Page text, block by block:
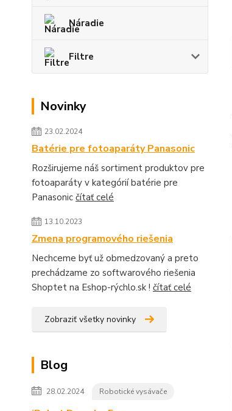
Náradie
Filtre
Novinky
23.02.2024
Batérie pre fotoaparáty Panasonic
Rozširujeme náš sortiment produktov pre
fotoaparáty v kategórií batérie pre
Panasonic čítať celé
13.10.2023
Zmena programového riešenia
Nechceme byť už obmedzovaný a preto
prechádzame zo softwarového riešenia
Shoptet na Eshop-rýchlo.sk ! čítať celé
Zobraziť všetky novinky
Blog
28.02.2024 Robotické vysávače